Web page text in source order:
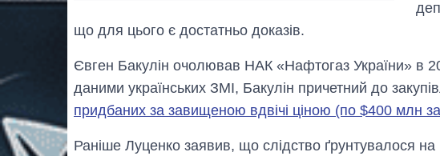
що для цього є достатньо доказів.
Євген Бакулін очолював НАК «Нафтогаз України» в
даними українських ЗМІ, Бакулін причетний до
придбаних за завищеною вдвічі ціною (по $400 млн
Раніше Луценко заявив, що слідство ґрунтувалося